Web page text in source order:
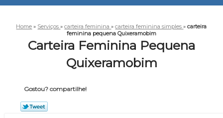
Home » Serviços»carteira feminina»carteira feminina simples»carteira
feminina pequena Quixeramobim
Carteira Feminina Pequena
Quixeramobim
Gostou? compartilhe!